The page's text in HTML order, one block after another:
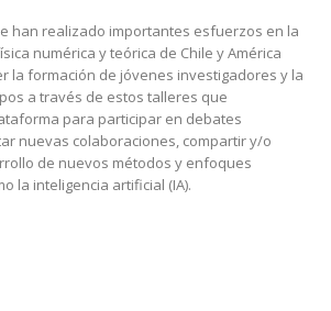
han realizado importantes esfuerzos en la
numérica y teórica de Chile y América
la formación de jóvenes investigadores y la
a través de estos talleres que
para participar en debates
nuevas colaboraciones, compartir y/o
de nuevos métodos y enfoques
la inteligencia artificial (IA).